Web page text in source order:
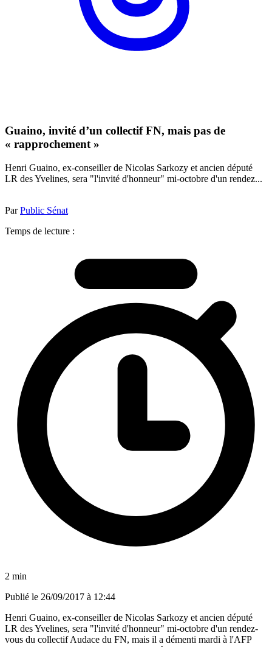
Guaino, invité d’un collectif FN, mais pas de
« rapprochement »
Henri Guaino, ex-conseiller de Nicolas Sarkozy et ancien député
LR des Yvelines, sera "l'invité d'honneur" mi-octobre d'un rendez...
ParPublic Sénat
Temps de lecture :
2 min
Publié le 26/09/2017 à 12:44
Henri Guaino, ex-conseiller de Nicolas Sarkozy et ancien député
LR des Yvelines, sera "l'invité d'honneur" mi-octobre d'un rendez-
vous du collectif Audace du FN, mais il a démenti mardi à l'AFP